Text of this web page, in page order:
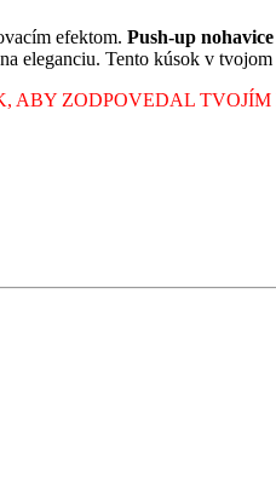
efektom. Push-up
eleganciu. Tento kúsok v
ABY ZODPOVEDAL